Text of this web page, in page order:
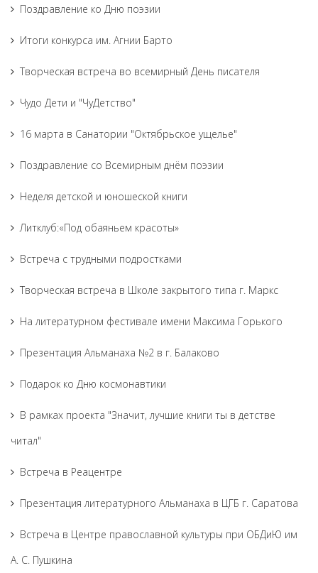
Поздравление ко Дню поэзии
Итоги конкурса им. Агнии Барто
Творческая встреча во всемирный День писателя
Чудо Дети и "ЧуДетство"
16 марта в Санатории "Октябрьское ущелье"
Поздравление со Всемирным днём поэзии
Неделя детской и юношеской книги
Литклуб:«Под обаяньем красоты»
Встреча с трудными подростками
Творческая встреча в Школе закрытого типа г. Маркс
На литературном фестивале имени Максима Горького
Презентация Альманаха №2 в г. Балаково
Подарок ко Дню космонавтики
В рамках проекта "Значит, лучшие книги ты в детстве
читал"
Встреча в Реацентре
Презентация литературного Альманаха в ЦГБ г. Саратова
Встреча в Центре православной культуры при ОБДиЮ им
А. С. Пушкина